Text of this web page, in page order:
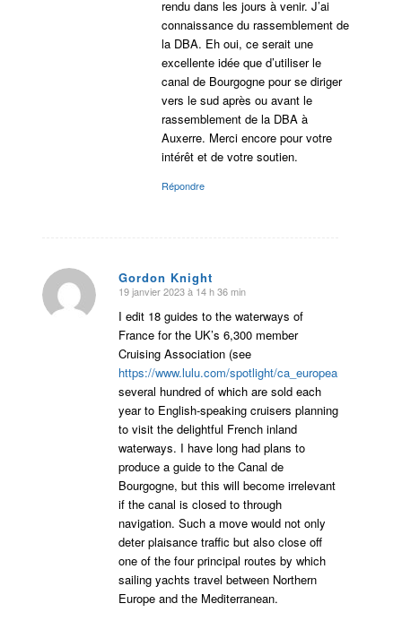
rendu dans les jours à venir. J’ai
connaissance du rassemblement de
la DBA. Eh oui, ce serait une
excellente idée que d’utiliser le
canal de Bourgogne pour se diriger
vers le sud après ou avant le
rassemblement de la DBA à
Auxerre. Merci encore pour votre
intérêt et de votre soutien.
Répondre
Gordon Knight
dit
:
19 janvier 2023 à 14 h 36 min
I edit 18 guides to the waterways of
France for the UK’s 6,300 member
Cruising Association (see
https://www.lulu.com/spotlight/
several hundred of which are sold each
year to English-speaking cruisers planning
to visit the delightful French inland
waterways. I have long had plans to
produce a guide to the Canal de
Bourgogne, but this will become irrelevant
if the canal is closed to through
navigation. Such a move would not only
deter plaisance traffic but also close off
one of the four principal routes by which
sailing yachts travel between Northern
Europe and the Mediterranean.